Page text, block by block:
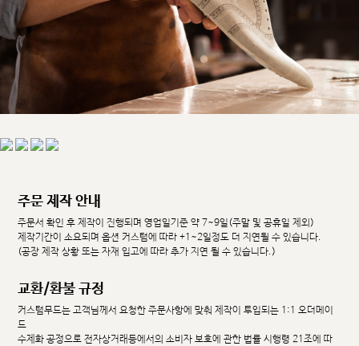
주문 제작 안내
주문서 확인 후 제작이 진행되며 영업일기준 약 7~9일(주말 및 공휴일 제외)
제작기간이 소요되며 옵션 커스텀에 따라 +1~2일정도 더 지연될 수 있습니다.
(공장 제작 상황 또는 자재 입고에 따라 추가 지연 될 수 있습니다.)
교환/환불 규정
커스텀무드는 고객님께서 요청한 주문사항에 맞춰 제작이 투입되는 1:1 오더메이
드
수제화 공정으로 전자상거래등에서의 소비자 보호에 관한 법률 시행령 21조에 따